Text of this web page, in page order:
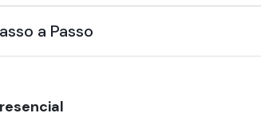
a Passo